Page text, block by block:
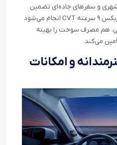
شهری و سفرهای جاده‌ای تضمین
CVT انجام می‌شود
هم مصرف سوخت را بهینه
می‌کند.
و امکانات